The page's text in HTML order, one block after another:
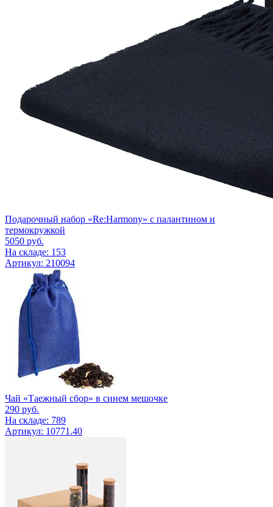
Подарочный набор «Re:Harmony» с палантином и
термокружкой
5050 руб.
На складе: 153
Артикул: 210094
Чай «Таежный сбор» в синем мешочке
290 руб.
На складе: 789
Артикул: 10771.40